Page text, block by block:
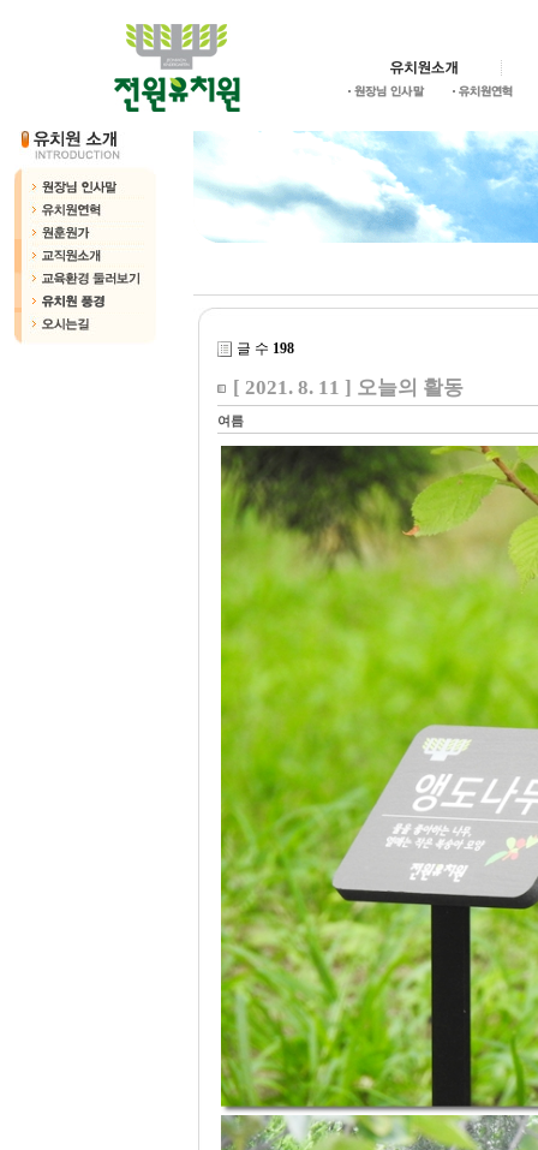
글 수 198
[ 2021. 8. 11 ] 오늘의 활동
여름